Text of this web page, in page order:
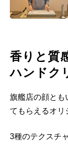
香りと質
ハンドク
旗艦店の顔とも
てもらえるオリ
3種のテクスチ